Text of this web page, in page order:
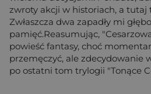
zwroty akcji w historiach, a tutaj
Zwłaszcza dwa zapadły mi
pamięć.Reasumując,
powieść fantasy, choć
przemęczyć, ale zdecydowanie
po ostatni tom trylogii "Tonące